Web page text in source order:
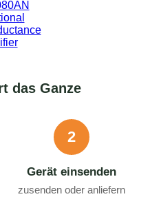
das Ganze
2
Gerät einsenden
zusenden oder anliefern